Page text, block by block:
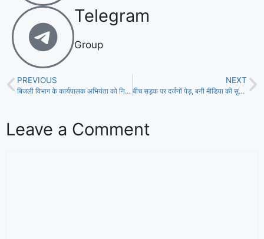
Telegram
Group
PREVIOUS
बिजली विभाग के कार्यपालक अभियंता को निगरानी की टीम ने घूस लेते रंगे हाथ किया गिरफ्तार!
NEXT
बीच सड़क पर दर्जनों पेड़, बनी मीडिया की सुर्खियां, खतरे से बचाव में जुटी प्रशासन!
Leave a Comment